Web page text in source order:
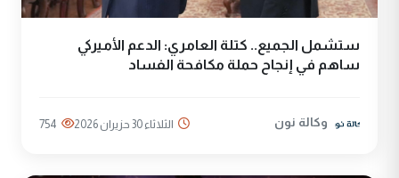
ستشمل الجميع.. كتلة العامري: الدعم الأميركي
ساهم في إنجاح حملة مكافحة الفساد
وكالة نون الثلاثاء 30 حزيران 2026 754